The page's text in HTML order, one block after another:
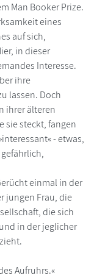
Man Booker Prize.
eines
auf sich,
in dieser
Interesse.
ihre
lassen. Doch
ihrer älteren
sie steckt, fangen
- etwas,
einmal in der
jungen Frau, die
die sich
in der jeglicher
Aufruhrs.«